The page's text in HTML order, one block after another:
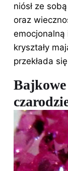
niósł ze
oraz
kryształy
przekłada
Bajkowe